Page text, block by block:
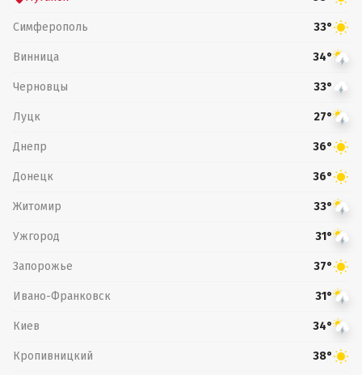
Симферополь 33°
Винница 34°
Черновцы 33°
Луцк 27°
Днепр 36°
Донецк 36°
Житомир 33°
Ужгород 31°
Запорожье 37°
Ивано-Франковск 31°
Киев 34°
Кропивницкий 38°